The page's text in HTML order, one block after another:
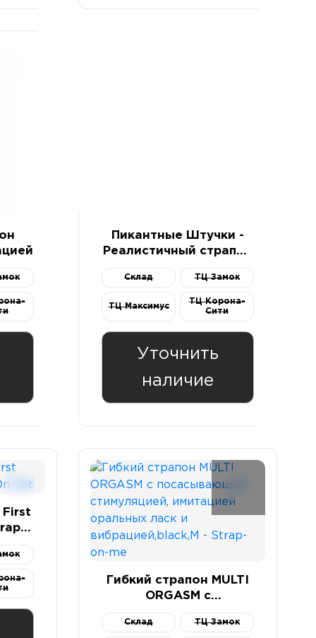
Пикантные Штучки -
Реалистичный страпон
см (телесный)
Склад ТЦ Замок
ТЦ Максимус
ТЦ Корона-
Сити
Уточнить
наличие
First
Гибкий страпон MULTI
ORGASM с
стимуляцией,
Склад ТЦ Замок